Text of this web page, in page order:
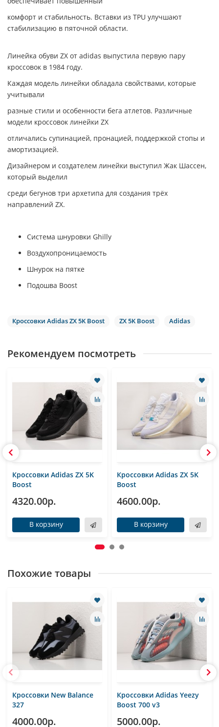
комфорт и стабильность. Вставки из TPU улучшают
стабилизацию в пяточной области.
Линейка обуви ZX от adidas выпустила первую пару
кроссовок в 1984 году.
Каждая модель линейки обладала свойствами, которые
учитывали
разные стили и особенности бега атлетов. Различные
модели кроссовок линейки ZX
отличались супинацией, пронацией, поддержкой стопы и
амортизацией.
Дизайнером и создателем линейки выступил Жак Шассен,
который выделил
среди бегунов три архетипа для создания трёх
направлений ZX.
Система шнуровки Ghilly
Воздухопроницаемость
Шнурок на пятке
Подошва Boost
Кроссовки Adidas ZX 5K Boost ZX 5K Boost Adidas
Рекомендуем посмотреть
Кроссовки Adidas ZX 5K
Boost
4320.00р.
В корзину
Кроссовки Adidas ZX 5K
Boost
4600.00р.
В корзину
Похожие товары
Кроссовки New Balance
327
4000.00р.
Кроссовки Adidas Yeezy
Boost 700 v3
5000.00р.